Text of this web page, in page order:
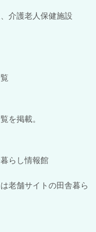
介護老人保健施設
を掲載。
らし情報館
老舗サイトの田舎暮ら